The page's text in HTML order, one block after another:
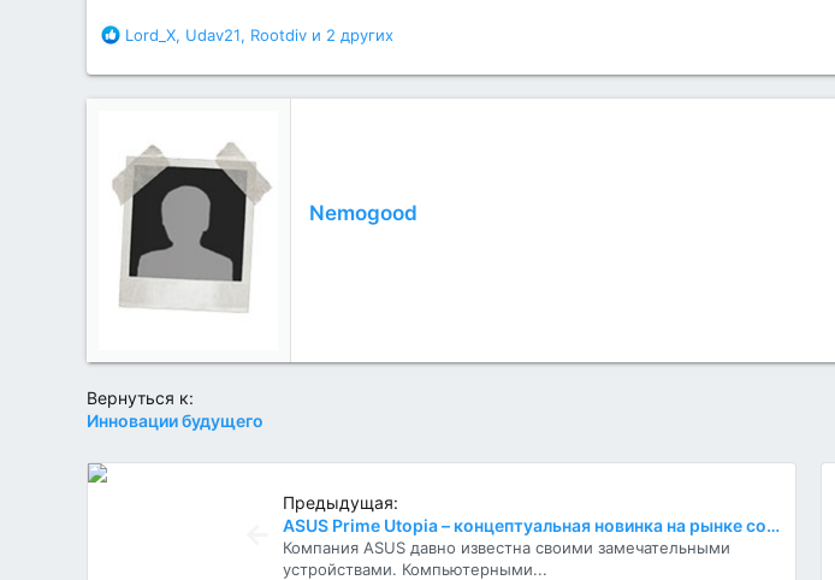
Б
а
г
а
н
о
с
т
Lord_X, Udav21, Rootdiv и 2 других
Nemogood
Вернуться к:
Инновации будущего
Предыдущая:
ASUS Prime Utopia – концептуальная новинка на рынке современных технологий.
Компания ASUS давно известна своими замечательными
устройствами. Компьютерными...